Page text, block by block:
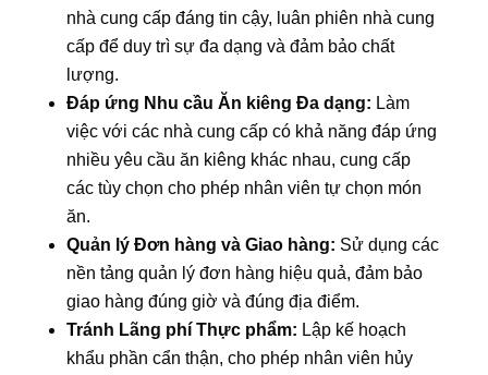
nhà cung cấp đáng tin cậy, luân phiên nhà cung
cấp để duy trì sự đa dạng và đảm bảo chất
lượng.
Đáp ứng Nhu cầu Ăn kiêng Đa dạng: Làm
việc với các nhà cung cấp có khả năng đáp ứng
nhiều yêu cầu ăn kiêng khác nhau, cung cấp
các tùy chọn cho phép nhân viên tự chọn món
ăn.
Quản lý Đơn hàng và Giao hàng: Sử dụng các
nền tảng quản lý đơn hàng hiệu quả, đảm bảo
giao hàng đúng giờ và đúng địa điểm.
Tránh Lãng phí Thực phẩm: Lập kế hoạch
khẩu phần cẩn thận, cho phép nhân viên hủy